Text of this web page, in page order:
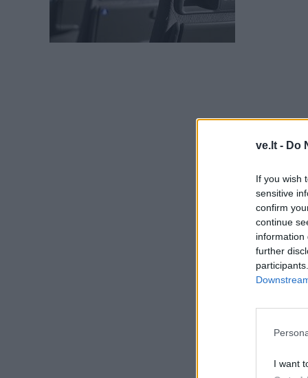
ve.lt - Do
If you wish
sensitive
confirm
continue
information
further
I want